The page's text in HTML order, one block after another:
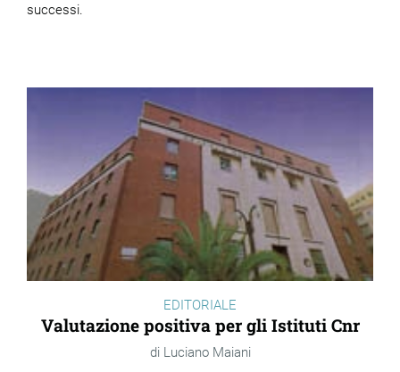
successi.
EDITORIALE
Valutazione positiva per gli Istituti Cnr
Luciano Maiani